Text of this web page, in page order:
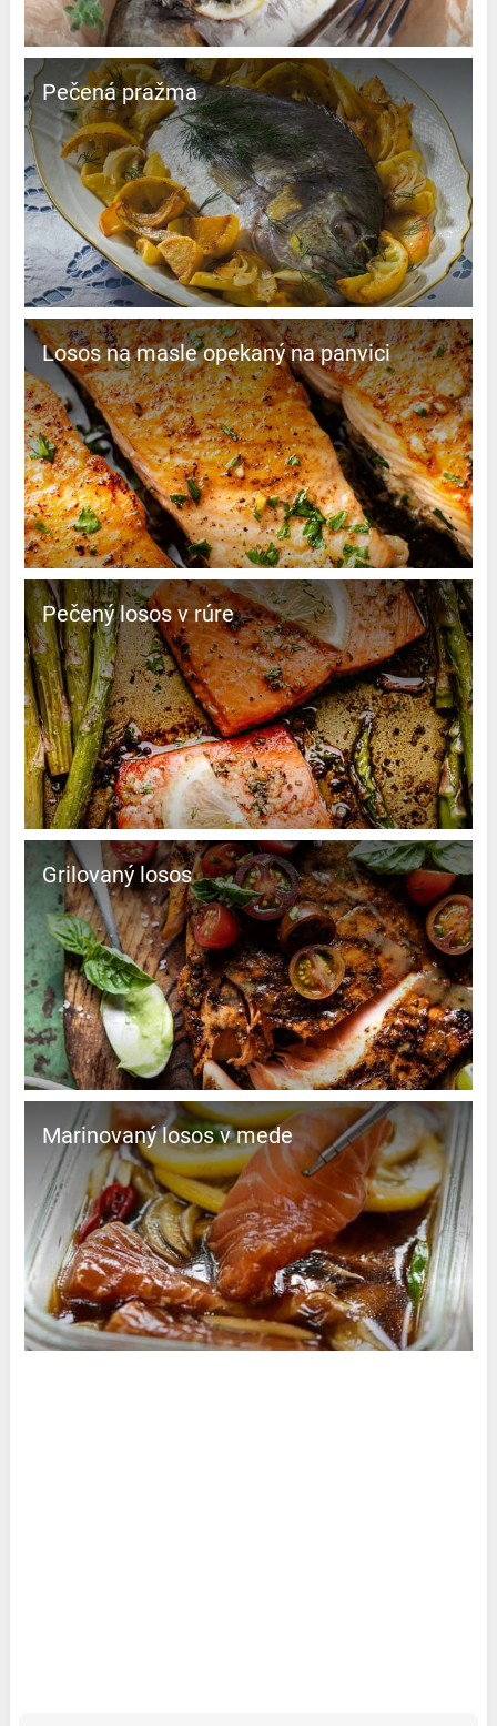
Pečená pražma
Losos na masle opekaný na panvici
Pečený losos v rúre
Grilovaný losos
Marinovaný losos v mede